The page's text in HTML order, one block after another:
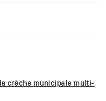
crèche municipale multi-